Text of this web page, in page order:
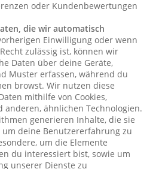
oder Kundenbewertungen
die wir automatisch
Einwilligung oder wenn
zulässig ist, können wir
Daten über deine Geräte,
Muster erfassen, während du
browst. Wir nutzen diese
mithilfe von Cookies,
anderen, ähnlichen Technologien.
generieren Inhalte, die sie
deine Benutzererfahrung zu
um die Elemente
du interessiert bist, sowie um
unserer Dienste zu